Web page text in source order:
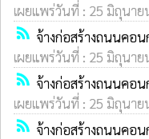
เผยแพร่วันที่ : 25 มิถุนาย
rss_feed จ้างก่อสร้างถนนคอ
เผยแพร่วันที่ : 25 มิถุนาย
rss_feed จ้างก่อสร้างถนนคอ
เผยแพร่วันที่ : 25 มิถุนาย
rss_feed จ้างก่อสร้างถนนคอ